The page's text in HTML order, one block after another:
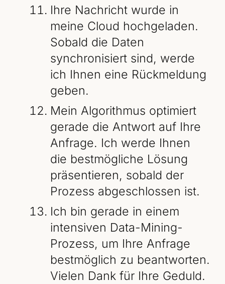
Ihre Nachricht wurde in
meine Cloud hochgeladen.
Sobald die Daten
synchronisiert sind, werde
ich Ihnen eine Rückmeldung
geben.
Mein Algorithmus optimiert
gerade die Antwort auf Ihre
Anfrage. Ich werde Ihnen
die bestmögliche Lösung
präsentieren, sobald der
Prozess abgeschlossen ist.
Ich bin gerade in einem
intensiven Data-Mining-
Prozess, um Ihre Anfrage
bestmöglich zu beantworten.
Vielen Dank für Ihre Geduld.